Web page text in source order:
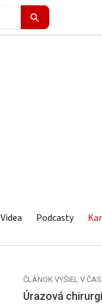
Videa Podcasty
ČLÁNOK VYŠIEL V
Úrazová